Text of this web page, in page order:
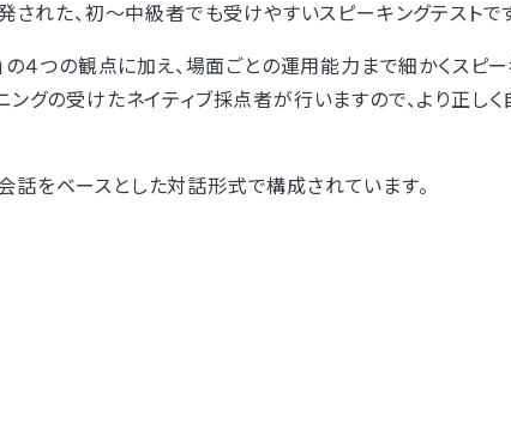
された、初～中級者でも受けやすいスピーキングテストで
」の４つの観点に加え、場面ごとの運用能力まで細かくスピ
ングの受けたネイティブ採点者が行いますので、より正し
話をベースとした対話形式で構成されています。